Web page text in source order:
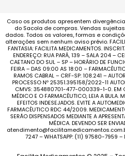
Caso os produtos apresentem
do Sacola de compras. Vendas
dados. Todos os valores, formas e
alterações sem nenhum aviso prévio.
FANTASIA: FACILITA MEDICAMENTOS.
ENDEREÇO: RUA PARÁ, 139 – SALA 204 –
CAETANO DO SUL – SP – HORÁRIO DE
FEIRA – DAS 09:00 AS 18:00 –
RAMOS CABRAL – CRF-SP: 108.241 –
PROCESSO Nº 25351.395158/2022-11
CMVS: 354880701-477-000339-1-0. EM
MÉDICO E O FARMACÊUTICO, LEIA A BULA.
EFEITOS INDESEJADOS. EVITE A
FARMACÊUTICO RDC 44/2009.
SERÃO DISPENSADOS MEDIANTE A
MÉDICA. DEVENDO SER
atendimento@facilitamedicamentos.com.br,
7247 – WHATSAPP: (11) 97580-7959 –